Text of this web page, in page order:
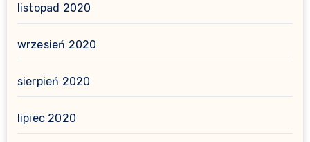
listopad 2020
wrzesień 2020
sierpień 2020
lipiec 2020